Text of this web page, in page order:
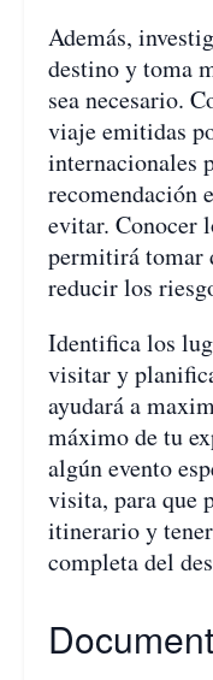
Además,
destino y toma
sea necesario.
viaje emitidas
internacionales
recomendación
evitar. Conocer
permitirá tomar
reducir los
Identifica los
visitar y
ayudará a
máximo de tu
algún evento
visita, para que
itinerario y
completa del